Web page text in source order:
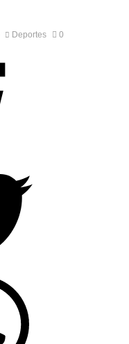
Deportes 0